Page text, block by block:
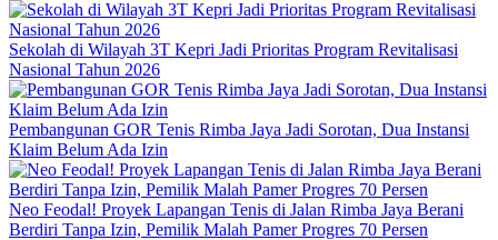
Sekolah di Wilayah 3T Kepri Jadi Prioritas Program Revitalisasi
Nasional Tahun 2026
Pembangunan GOR Tenis Rimba Jaya Jadi Sorotan, Dua Instansi
Klaim Belum Ada Izin
Neo Feodal! Proyek Lapangan Tenis di Jalan Rimba Jaya Berani
Berdiri Tanpa Izin, Pemilik Malah Pamer Progres 70 Persen